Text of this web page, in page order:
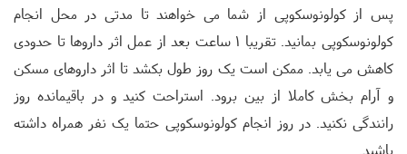
پس از کولونوسکوپی از شما می خواهند تا مدتی در محل انجام
کولونوسکوپی بمانید. تقریبا 1 ساعت بعد از عمل اثر داروها تا حدودی
کاهش می یابد. ممکن است یک روز طول بکشد تا اثر داروهای مسکن
و آرام بخش کاملا از بین برود. استراحت کنید و در باقیمانده روز
رانندگی نکنید. در روز انجام کولونوسکوپی حتما یک نفر همراه داشته
باشید.